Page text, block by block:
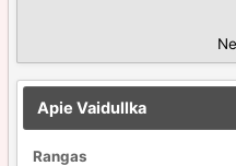
Apie Vaidullka
Rangas